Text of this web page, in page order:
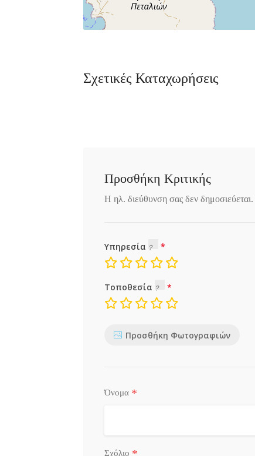
Σχετικές Καταχωρήσεις
Προσθήκη Κριτικής
Η ηλ. διεύθυνση σας δεν δημοσιεύεται.
Υπηρεσία
Τοποθεσία
Προσθήκη Φωτογραφιών
Όνομα *
Σχόλιο